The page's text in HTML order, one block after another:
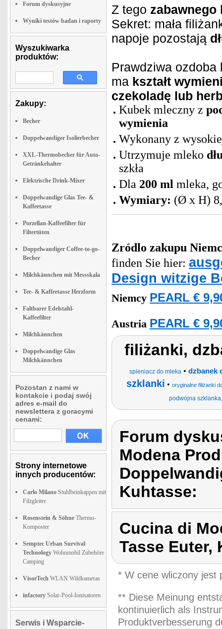
Forum dyskusyjne
Wyniki testów badan i raporty
Wyszukiwarka
produktów:
Zakupy:
Becher
Doppelwandiger Isolierbecher
XXL-Thermobecher für Auto-
Getränkehalter
Elektrische Drink-Mixer
Doppelwandige Glas Tee- &
Kaffeetasse
Porzellan-Kaffeefilter für
Filtertüten
Doppelwandiger Coffee-to-go-
Becher
Milchkännchen mit Messskala
Tee- & Kaffeetasse Herzform
Faltbarer Edelstahl-
Kaffeefilter
Milchkännchen
Doppelwandige Glas
Milchkännchen
Pozostan z nami w
kontakcie i podaj swój
adres e-mail do
newslettera z goracymi
cenami:
Strony internetowe
innych producentów:
Carlo Milano Stuhlbeinkappen mit
Filzgleiter
Rosenstein & Söhne Thermo-
Komposter
Semptec Urban Survival
Technology Wohnmobil Zubehöre
Camping
VisorTech WLAN Wildkameras
infactory Solar-Pool-Ionisatoren
Serwis i Wsparcie-
Z tego zabawnego
Sekret: mała
napoje pozostają
Prawdziwa ozdoba
ma kształt
czekoladę lub
Kubek mleczny z
wymienia
Wykonany z
Utrzymuje mleko
szkła
Dla 200 ml mleka,
Wymiary: (Ø x H)
Zródlo zakupu
finden Sie hier:
Design witzige
Niemcy PEARL €
Austria PEARL €
filiżanki,
spieniacz do mleka • dzbanek
szklanki • oryginalne filiżanki
podwójna
Forum
Modena
Kuhtasse:
Cucina di
Tasse Euter,
* W cene wliczony jest
** Diese Meinung
kontinuierlich als
Produktverbesserung